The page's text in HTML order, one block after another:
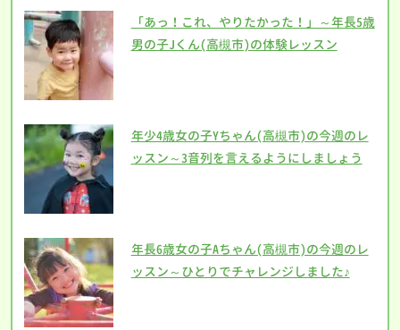
「あっ！これ、やりたかった！」～年長5歳
男の子Jくん(高槻市)の体験レッスン
年少4歳女の子Yちゃん(高槻市)の今週のレ
ッスン～3音列を言えるようにしましょう
年長6歳女の子Aちゃん(高槻市)の今週のレ
ッスン～ひとりでチャレンジしました♪